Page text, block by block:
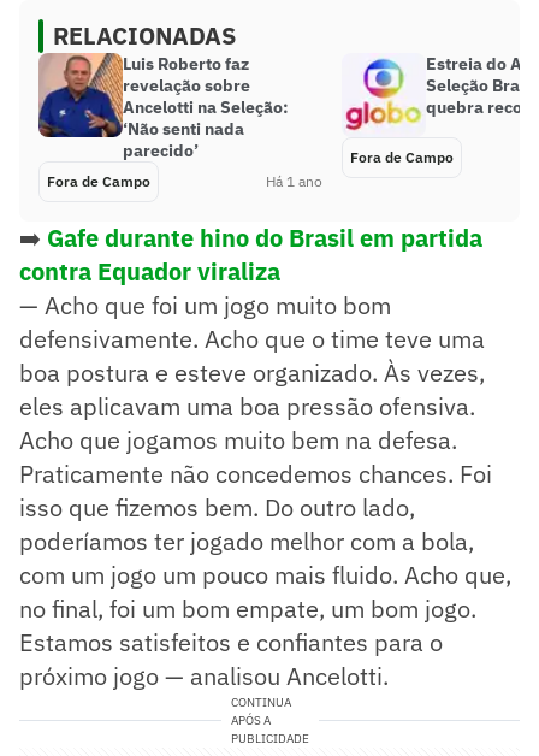
RELACIONADAS
Luis Roberto faz
revelação sobre
Ancelotti na Seleção:
‘Não senti nada
parecido’
Fora de Campo Há 1 ano
Estreia do
Seleção
quebra
Fora de Campo
➡️ Gafe durante hino do Brasil em partida
contra Equador viraliza
— Acho que foi um jogo muito bom
defensivamente. Acho que o time teve uma
boa postura e esteve organizado. Às vezes,
eles aplicavam uma boa pressão ofensiva.
Acho que jogamos muito bem na defesa.
Praticamente não concedemos chances. Foi
isso que fizemos bem. Do outro lado,
poderíamos ter jogado melhor com a bola,
com um jogo um pouco mais fluido. Acho que,
no final, foi um bom empate, um bom jogo.
Estamos satisfeitos e confiantes para o
próximo jogo — analisou Ancelotti.
CONTINUA
APÓS A
PUBLICIDADE